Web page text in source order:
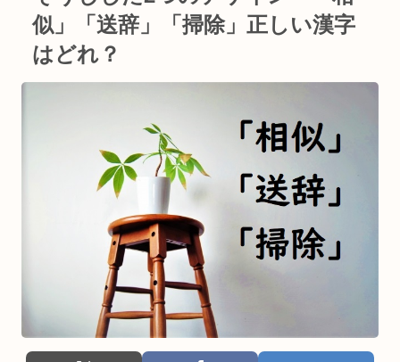
似」「送辞」「掃除」正しい漢字
はどれ？